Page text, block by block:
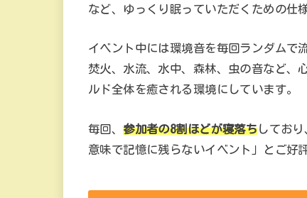
など、ゆっくり眠っていただくための仕
イベント中には環境音を毎回ランダムで
焚火、水流、水中、森林、虫の音など、
ルド全体を癒される環境にしています。
毎回、参加者の8割ほどが寝落ちしてお
意味で記憶に残らないイベント」とご好